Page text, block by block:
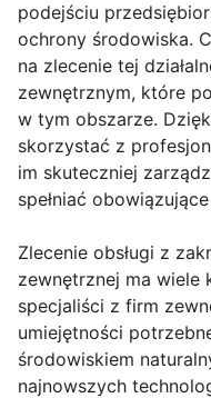
podejściu
ochrony środowiska.
na zlecenie tej
zewnętrznym, które
w tym obszarze.
skorzystać z
im skuteczniej
spełniać
Zlecenie obsługi z
zewnętrznej ma wiele
specjaliści z firm
umiejętności
środowiskiem
najnowszych